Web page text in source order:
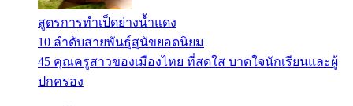
สูตรการทำเป็ดย่างน้ำแดง
10 ลำดับสายพันธุ์สุนัขยอดนิยม
45 คุณครูสาวของเมืองไทย ที่สดใส บาดใจนักเรียนและผู้
ปกครอง